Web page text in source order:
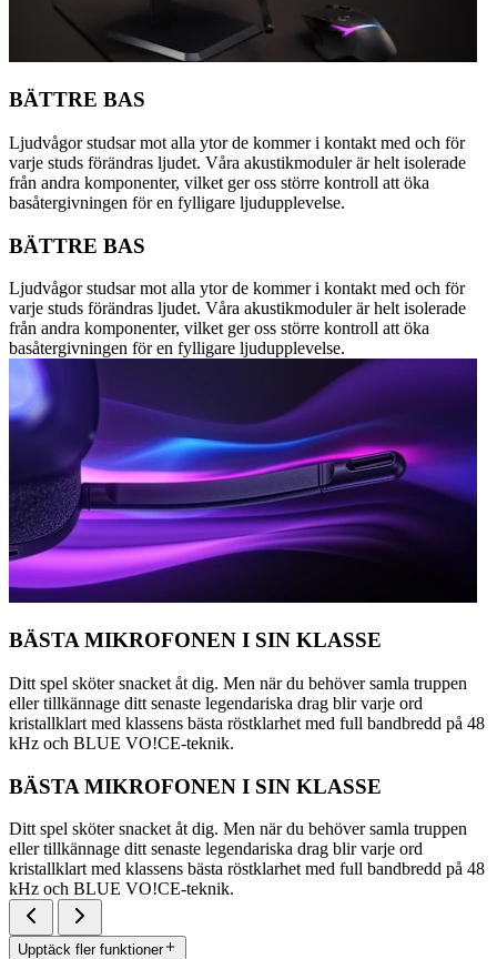
BÄTTRE BAS
Ljudvågor studsar mot alla ytor de kommer i kontakt med och för
varje studs förändras ljudet. Våra akustikmoduler är helt isolerade
från andra komponenter, vilket ger oss större kontroll att öka
basåtergivningen för en fylligare ljudupplevelse.
BÄTTRE BAS
Ljudvågor studsar mot alla ytor de kommer i kontakt med och för
varje studs förändras ljudet. Våra akustikmoduler är helt isolerade
från andra komponenter, vilket ger oss större kontroll att öka
basåtergivningen för en fylligare ljudupplevelse.
BÄSTA MIKROFONEN I SIN KLASSE
Ditt spel sköter snacket åt dig. Men när du behöver samla truppen
eller tillkännage ditt senaste legendariska drag blir varje ord
kristallklart med klassens bästa röstklarhet med full bandbredd på 48
kHz och BLUE VO!CE-teknik.
BÄSTA MIKROFONEN I SIN KLASSE
Ditt spel sköter snacket åt dig. Men när du behöver samla truppen
eller tillkännage ditt senaste legendariska drag blir varje ord
kristallklart med klassens bästa röstklarhet med full bandbredd på 48
kHz och BLUE VO!CE-teknik.
Upptäck fler funktioner